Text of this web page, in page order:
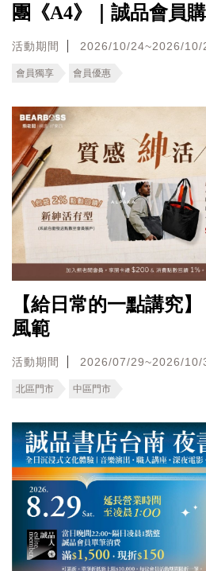
團《A4》｜誠品會員
活動期間 2026/10/24~2026/10/
會員獨享 會員優惠
【給日常的一點講究
風範
活動期間 2026/07/29~2026/10/
北區門市 中區門市